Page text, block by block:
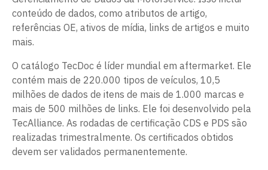
conteúdo de dados, como atributos de artigo,
referências OE, ativos de mídia, links de artigos e muito
mais.
O catálogo TecDoc é líder mundial em aftermarket. Ele
contém mais de 220.000 tipos de veículos, 10,5
milhões de dados de itens de mais de 1.000 marcas e
mais de 500 milhões de links. Ele foi desenvolvido pela
TecAlliance. As rodadas de certificação CDS e PDS são
realizadas trimestralmente. Os certificados obtidos
devem ser validados permanentemente.